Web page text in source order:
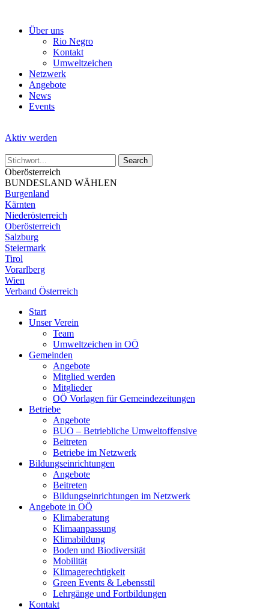
Über uns
Rio Negro
Kontakt
Umweltzeichen
Netzwerk
Angebote
News
Events
Aktiv werden
Oberösterreich
BUNDESLAND WÄHLEN
Burgenland
Kärnten
Niederösterreich
Oberösterreich
Salzburg
Steiermark
Tirol
Vorarlberg
Wien
Verband Österreich
Start
Unser Verein
Team
Umweltzeichen in OÖ
Gemeinden
Angebote
Mitglied werden
Mitglieder
OÖ Vorlagen für Gemeindezeitungen
Betriebe
Angebote
BUO – Betriebliche Umweltoffensive
Beitreten
Betriebe im Netzwerk
Bildungseinrichtungen
Angebote
Beitreten
Bildungseinrichtungen im Netzwerk
Angebote in OÖ
Klimaberatung
Klimaanpassung
Klimabildung
Boden und Biodiversität
Mobilität
Klimagerechtigkeit
Green Events & Lebensstil
Lehrgänge und Fortbildungen
Kontakt